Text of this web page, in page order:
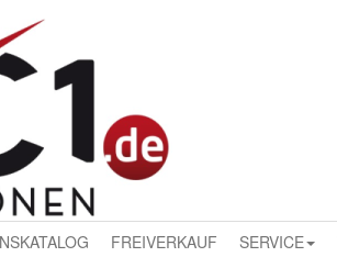
FREIVERKAUF SERVICE